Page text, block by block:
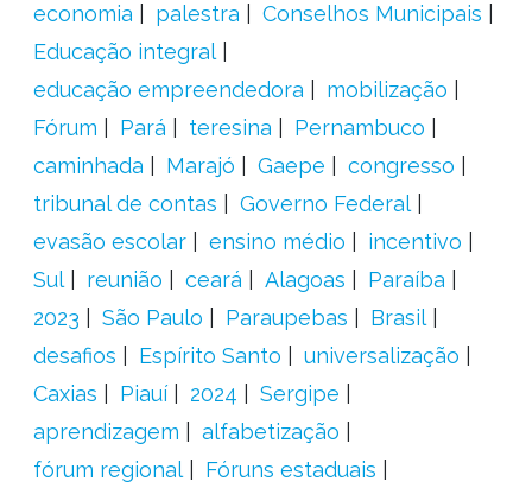
economia
palestra
Conselhos Municipais
Educação integral
educação empreendedora
mobilização
Fórum
Pará teresina
Pernambuco
caminhada
Marajó Gaepe
congresso
tribunal de contas
Governo Federal
evasão escolar
ensino médio
incentivo
Sul
reunião ceará Alagoas
Paraíba
2023
São Paulo Paraupebas
Brasil
desafios
Espírito Santo
universalização
Caxias
Piauí 2024
Sergipe
aprendizagem
alfabetização
fórum regional
Fóruns estaduais